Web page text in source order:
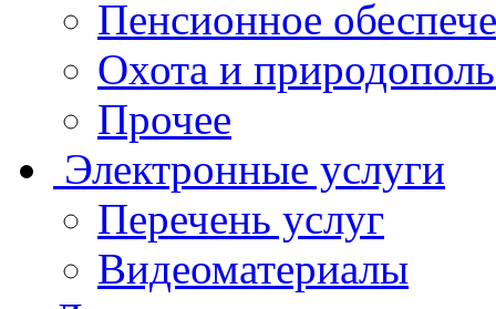
Пенсионное
Охота и
Прочее
Электронные услуги
Перечень услуг
Видеоматериалы